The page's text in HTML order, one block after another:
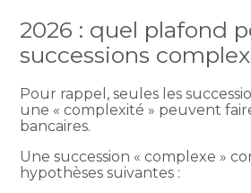
2026 : quel plafond
successions
Pour rappel, seules les
une « complexité » peuvent
bancaires.
Une succession « complexe »
hypothèses suivantes :